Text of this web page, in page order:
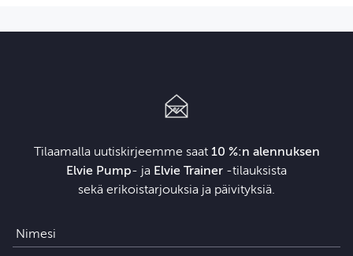
Tilaamalla uutiskirjeemme saat 10 %:n alennuksen
Elvie Pump- ja Elvie Trainer ‑tilauksista
sekä erikoistarjouksia ja päivityksiä.